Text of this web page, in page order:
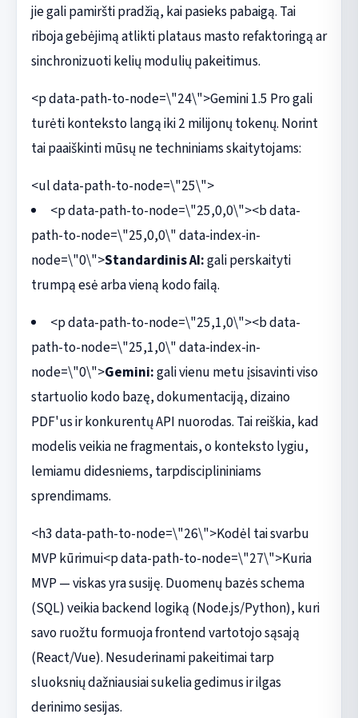
jie gali pamiršti pradžią, kai pasieks pabaigą. Tai
riboja gebėjimą atlikti plataus masto refaktoringą ar
sinchronizuoti kelių modulių pakeitimus.
<p data-path-to-node=\"24\">Gemini 1.5 Pro gali
turėti konteksto langą iki 2 milijonų tokenų. Norint
tai paaiškinti mūsų ne techniniams skaitytojams:
<ul data-path-to-node=\"25\">
<p data-path-to-node=\"25,0,0\"><b data-
path-to-node=\"25,0,0\" data-index-in-
node=\"0\">Standardinis AI:gali perskaityti
trumpą esė arba vieną kodo failą.
<p data-path-to-node=\"25,1,0\"><b data-
path-to-node=\"25,1,0\" data-index-in-
node=\"0\">Gemini:gali vienu metu įsisavinti viso
startuolio kodo bazę, dokumentaciją, dizaino
PDF'us ir konkurentų API nuorodas. Tai reiškia, kad
modelis veikia ne fragmentais, o konteksto lygiu,
lemiamu didesniems, tarpdisciplininiams
sprendimams.
<h3 data-path-to-node=\"26\">Kodėl tai svarbu
MVP kūrimui<p data-path-to-node=\"27\">Kuria
MVP — viskas yra susiję. Duomenų bazės schema
(SQL) veikia backend logiką (Node.js/Python), kuri
savo ruožtu formuoja frontend vartotojo sąsają
(React/Vue). Nesuderinami pakeitimai tarp
sluoksnių dažniausiai sukelia gedimus ir ilgas
derinimo sesijas.